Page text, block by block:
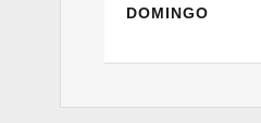
DOMINGO